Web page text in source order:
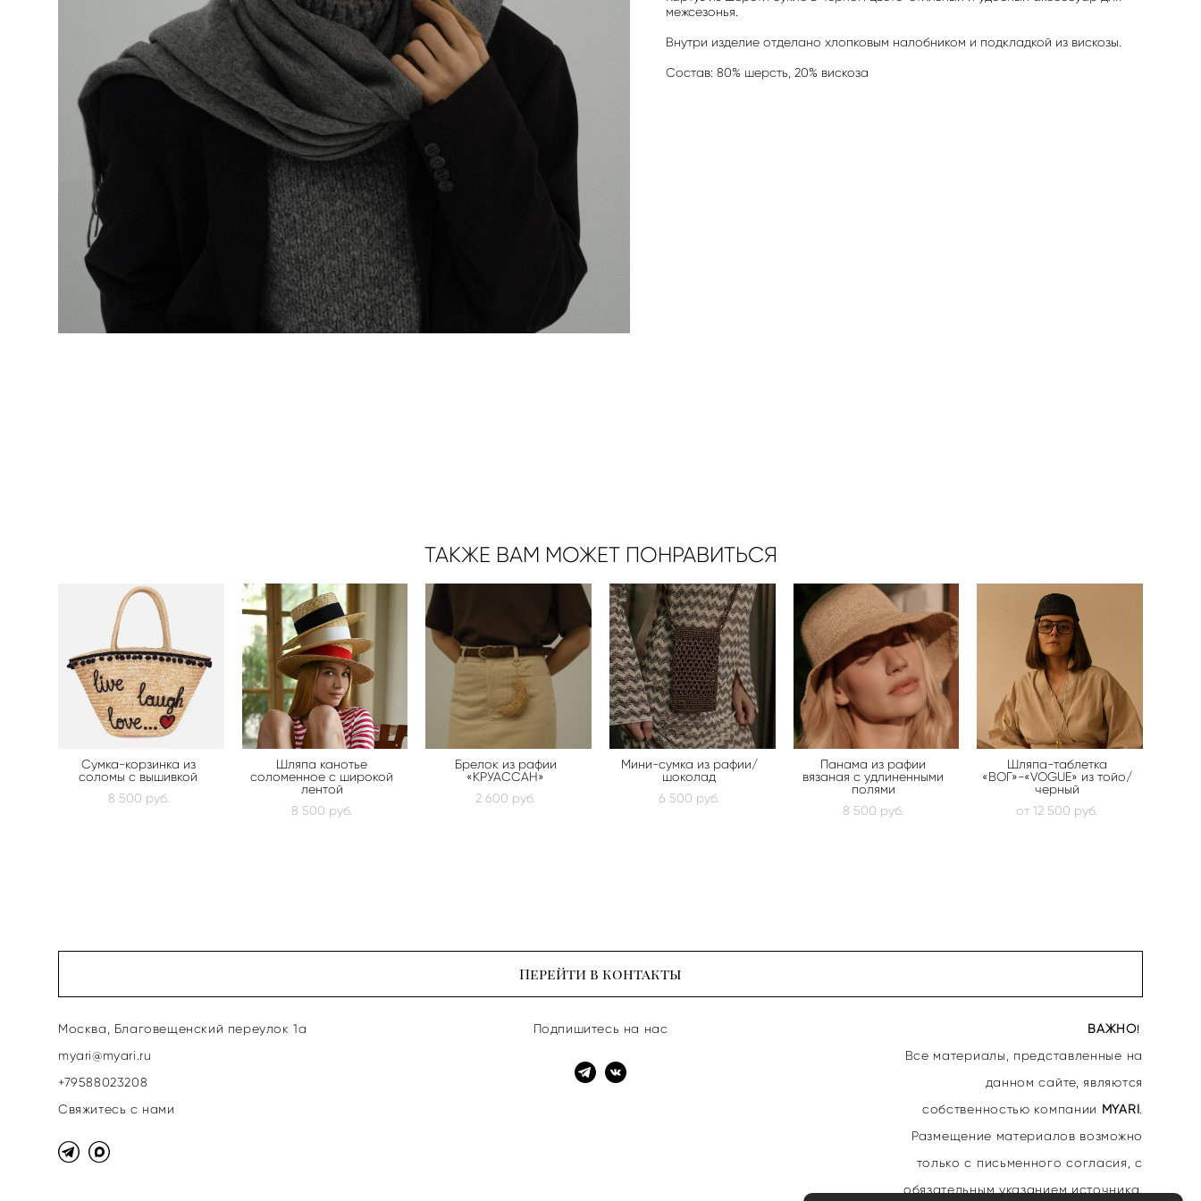
межсезонья.
Внутри изделие отделано хлопковым налобником и подкладкой из вискозы.
Состав: 80% шерсть, 20% вискоза
ТАКЖЕ ВАМ МОЖЕТ ПОНРАВИТЬСЯ
Сумка-корзинка из
соломы с вышивкой
8 500 pуб.
Шляпа канотье
соломенное с широкой
лентой
8 500 pуб.
Брелок из рафии
«КРУАССАН»
2 600 pуб.
Мини-сумка из рафии/
шоколад
6 500 pуб.
Панама из рафии
вязаная с удлиненными
полями
8 500 pуб.
Шляпа-таблетка
«ВОГ»-«VOGUE» из тойо/
черный
от 12 500 pуб.
Перейти в контакты
Москва, Благовещенский переулок 1а
myari@myari.ru
+79588023208
Свяжитесь с нами
Подпишитесь на нас ВАЖНО!
Все материалы, представленные на
данном сайте, являются
собственностью компании MYARI.
Размещение материалов возможно
только с письменного согласия, с
обязательным указанием источника.